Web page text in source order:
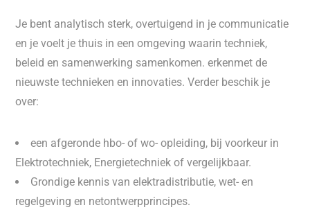
Je bent analytisch sterk, overtuigend in je communicatie
en je voelt je thuis in een omgeving waarin techniek,
beleid en samenwerking samenkomen. erkenmet de
nieuwste technieken en innovaties. Verder beschik je
over:
een afgeronde hbo- of wo- opleiding, bij voorkeur in
Elektrotechniek, Energietechniek of vergelijkbaar.
Grondige kennis van elektradistributie, wet- en
regelgeving en netontwerpprincipes.